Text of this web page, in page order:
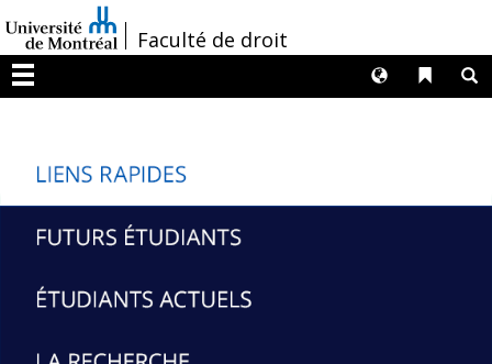
au
contenu
/Faculté de droit
Menu
Liens
Langues